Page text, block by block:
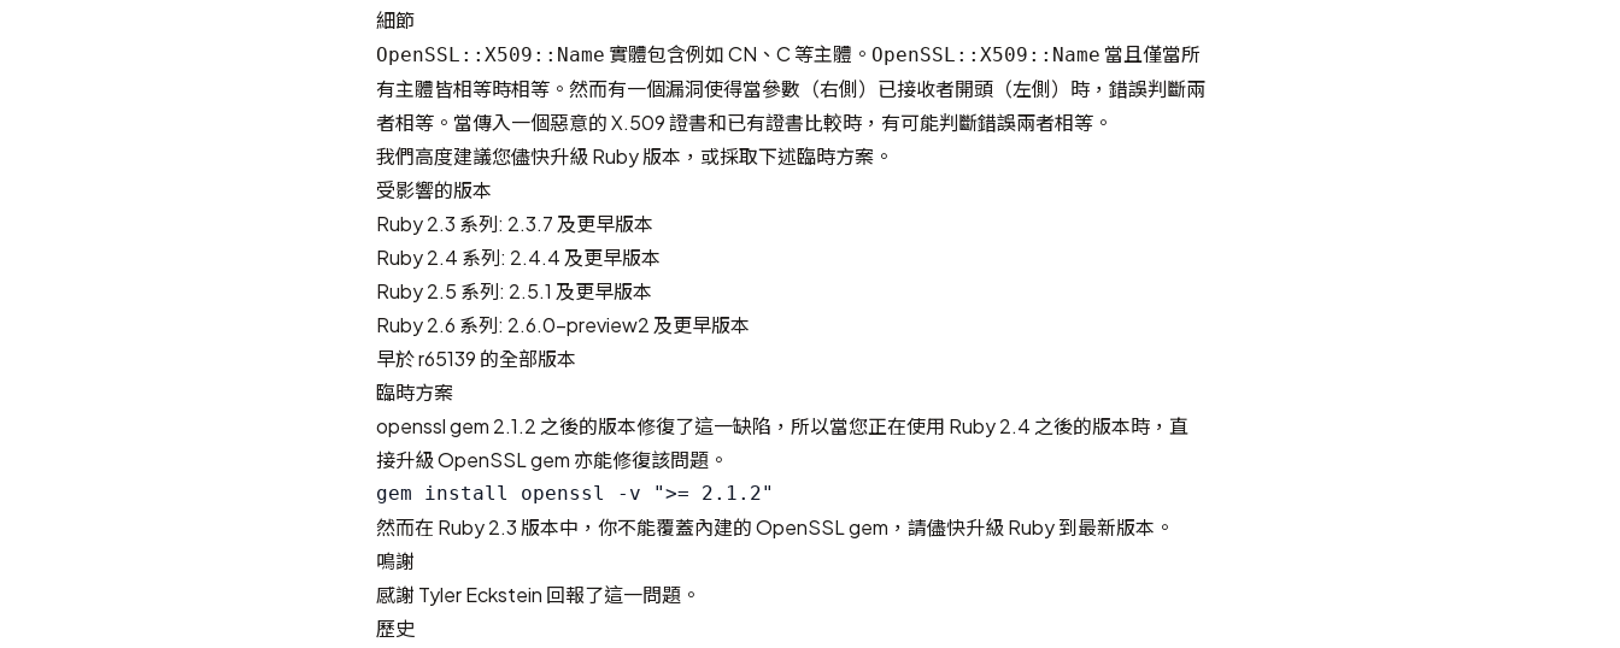
細節
OpenSSL::X509::Name 實體包含例如 CN、C 等主體。 OpenSSL::X509::Name 當且僅當所
有主體皆相等時相等。然而有一個漏洞使得當參數（右側）已接收者開頭（左側）時，錯誤判斷兩
者相等。當傳入一個惡意的 X.509 證書和已有證書比較時，有可能判斷錯誤兩者相等。
我們高度建議您儘快升級 Ruby 版本，或採取下述臨時方案。
受影響的版本
Ruby 2.3 系列: 2.3.7 及更早版本
Ruby 2.4 系列: 2.4.4 及更早版本
Ruby 2.5 系列: 2.5.1 及更早版本
Ruby 2.6 系列: 2.6.0-preview2 及更早版本
早於 r65139 的全部版本
臨時方案
openssl gem 2.1.2 之後的版本修復了這一缺陷，所以當您正在使用 Ruby 2.4 之後的版本時，直
接升級 OpenSSL gem 亦能修復該問題。
然而在 Ruby 2.3 版本中，你不能覆蓋內建的 OpenSSL gem，請儘快升級 Ruby 到最新版本。
鳴謝
感謝 Tyler Eckstein 回報了這一問題。
歷史